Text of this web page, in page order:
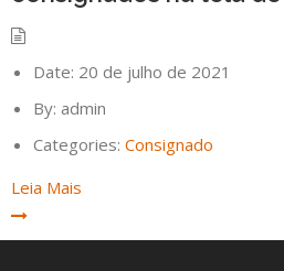
Date: 20 de julho de 2021
By: admin
Categories: Consignado
Leia Mais